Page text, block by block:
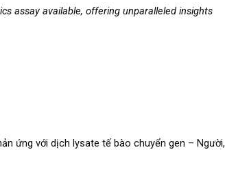
assay available, offering unparalleled insights
ứng với dịch lysate tế bào chuyển gen – Người,